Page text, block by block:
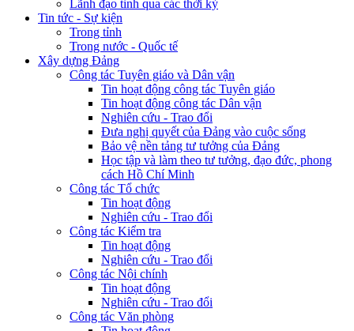
Lãnh đạo tỉnh qua các thời kỳ
Tin tức - Sự kiện
Trong tỉnh
Trong nước - Quốc tế
Xây dựng Đảng
Công tác Tuyên giáo và Dân vận
Tin hoạt động công tác Tuyên giáo
Tin hoạt động công tác Dân vận
Nghiên cứu - Trao đổi
Đưa nghị quyết của Đảng vào cuộc sống
Bảo vệ nền tảng tư tưởng của Đảng
Học tập và làm theo tư tưởng, đạo đức, phong
cách Hồ Chí Minh
Công tác Tổ chức
Tin hoạt động
Nghiên cứu - Trao đổi
Công tác Kiểm tra
Tin hoạt động
Nghiên cứu - Trao đổi
Công tác Nội chính
Tin hoạt động
Nghiên cứu - Trao đổi
Công tác Văn phòng